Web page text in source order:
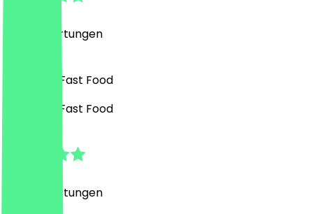
Bewertungen
Desserts, Fast Food
Desserts, Fast Food
Bewertungen